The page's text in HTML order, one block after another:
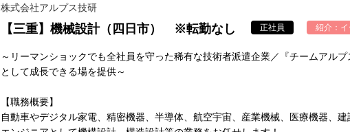
株式会社アルプス技研
【三重】機械設計（四日市） ※転勤なし 正社員 紹介：
～リーマンショックでも全社員を守った稀有な技術者派遣企業／『チームアル
として成長できる場を提供～
【職務概要】
自動車やデジタル家電、精密機器、半導体、航空宇宙、産業機械、医療機器、